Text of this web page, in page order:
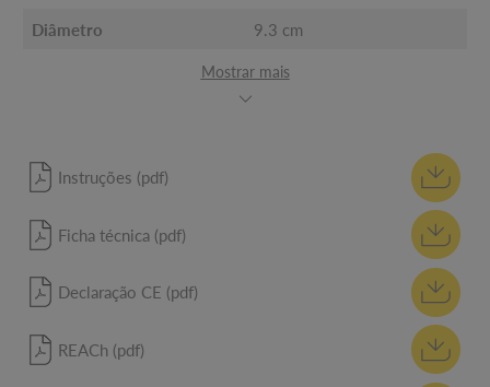
Diâmetro 9.3 cm
Mostrar mais
Instruções (pdf)
Ficha técnica (pdf)
Declaração CE (pdf)
REACh (pdf)